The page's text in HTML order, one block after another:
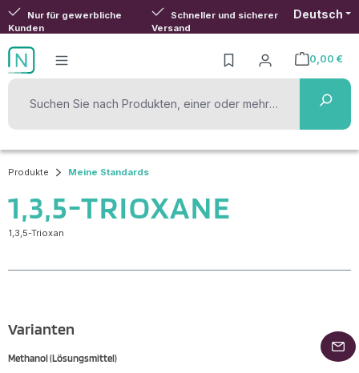
Zum Hauptinhalt springen
Nur für gewerbliche
Kunden
Schneller und sicherer
Versand
Deutsch
0,00 €
Warenkorb
Produkte Meine Standards
1,3,5-TRIOXANE
1,3,5-Trioxan
Varianten
Methanol (Lösungsmittel)